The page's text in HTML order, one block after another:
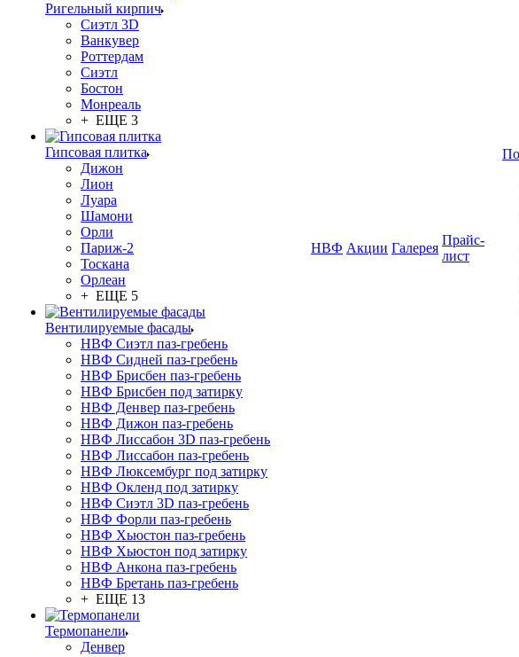
Ригельный кирпич
Сиэтл 3D
Ванкувер
Роттердам
Сиэтл
Бостон
Монреаль
+ ЕЩЕ 3
Гипсовая плитка
Дижон
Лион
Луара
Шамони
Орли
Париж-2
Тоскана
Орлеан
+ ЕЩЕ 5
Вентилируемые фасады
НВФ Сиэтл паз-гребень
НВФ Сидней паз-гребень
НВФ Брисбен паз-гребень
НВФ Брисбен под затирку
НВФ Денвер паз-гребень
НВФ Дижон паз-гребень
НВФ Лиссабон 3D паз-гребень
НВФ Лиссабон паз-гребень
НВФ Люксембург под затирку
НВФ Окленд под затирку
НВФ Сиэтл 3D паз-гребень
НВФ Форли паз-гребень
НВФ Хьюстон паз-гребень
НВФ Хьюстон под затирку
НВФ Анкона паз-гребень
НВФ Бретань паз-гребень
+ ЕЩЕ 13
Термопанели
Денвер
НВФ Акции Галерея
Прайс-
лист